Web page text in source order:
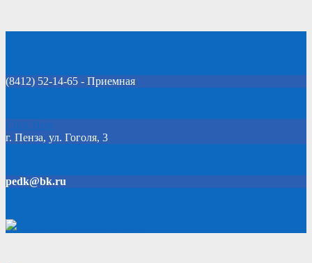
(8412) 52-14-65 - Приемная
Click Here
г. Пенза, ул. Гоголя, 3
pedk@bk.ru